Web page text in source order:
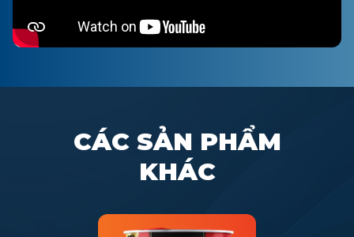
CÁC SẢN PHẨM
KHÁC